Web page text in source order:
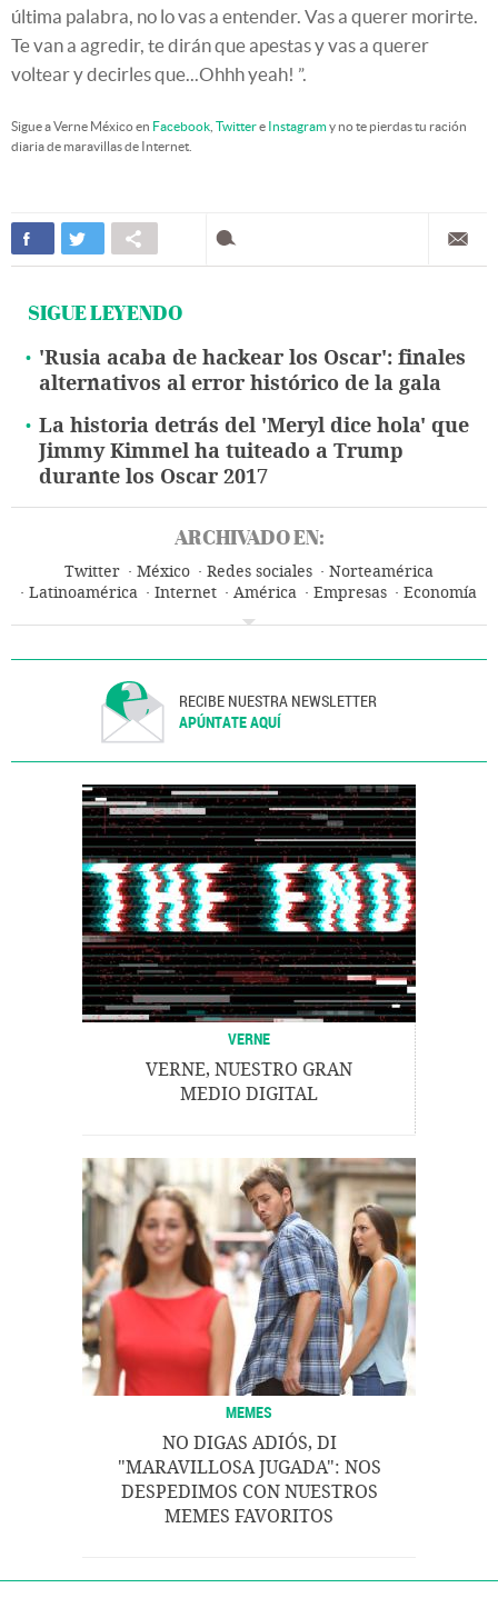
última palabra, no lo vas a entender. Vas a querer morirte.
Te van a agredir, te dirán que apestas y vas a querer
voltear y decirles que...Ohhh yeah! ”.
Sigue a Verne México en Facebook Twittere Instagramy no te pierdas tu ración
diaria de maravillas de Internet.
SIGUE LEYENDO
'Rusia acaba de hackear los Oscar': finales
alternativos al error histórico de la gala
La historia detrás del 'Meryl dice hola' que
Jimmy Kimmel ha tuiteado a Trump
durante los Oscar 2017
ARCHIVADO EN:
Twitter México Redes sociales
Norteamérica
Latinoamérica
Internet América Empresas
Economía
RECIBE NUESTRA NEWSLETTER
APÚNTATE AQUÍ
VERNE
VERNE, NUESTRO GRAN
MEDIO DIGITAL
MEMES
NO DIGAS ADIÓS, DI
"MARAVILLOSA JUGADA": NOS
DESPEDIMOS CON NUESTROS
MEMES FAVORITOS